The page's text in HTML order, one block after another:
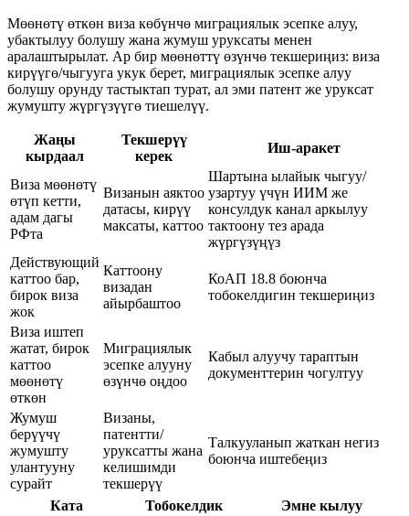
Мөөнөтү өткөн виза көбүнчө миграциялык эсепке алуу,
убактылуу болушу жана жумуш уруксаты менен
аралаштырылат. Ар бир мөөнөттү өзүнчө текшериңиз: виза
кирүүгө/чыгууга укук берет, миграциялык эсепке алуу
болушу орунду тастыктап турат, ал эми патент же уруксат
жумушту жүргүзүүгө тиешелүү.
Жаңы
кырдаал
Текшерүү
керек
Иш-аракет
Виза мөөнөтү
өтүп кетти,
адам дагы
РФта
Визанын аяктоо
датасы, кирүү
максаты, каттоо
Шартына ылайык чыгуу/
узартуу үчүн ИИМ же
консулдук канал аркылуу
тактоону тез арада
жүргүзүңүз
Действующий
каттоо бар,
бирок виза
жок
Каттоону
визадан
айырбаштоо
КоАП 18.8 боюнча
тобокелдигин текшериңиз
Виза иштеп
жатат, бирок
каттоо
мөөнөтү
өткөн
Миграциялык
эсепке алууну
өзүнчө оңдоо
Кабыл алуучу тараптын
документтерин чогултуу
Жумуш
берүүчү
жумушту
улантууну
сурайт
Визаны,
патентти/
уруксатты жана
келишимди
текшерүү
Талкууланып жаткан негиз
боюнча иштебеңиз
Ката Тобокелдик
Эмне кылуу